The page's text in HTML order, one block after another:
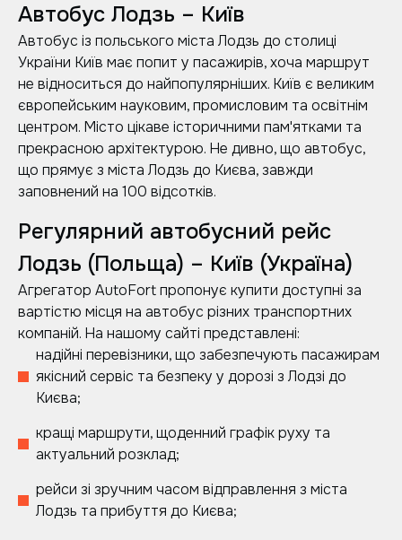
Автобус Лодзь – Київ
Автобус із польського міста Лодзь до столиці
України Київ має попит у пасажирів, хоча маршрут
не відноситься до найпопулярніших. Київ є великим
європейським науковим, промисловим та освітнім
центром. Місто цікаве історичними пам'ятками та
прекрасною архітектурою. Не дивно, що автобус,
що прямує з міста Лодзь до Києва, завжди
заповнений на 100 відсотків.
Регулярний автобусний рейс
Лодзь (Польща) – Київ (Україна)
Агрегатор AutoFort пропонує купити доступні за
вартістю місця на автобус різних транспортних
компаній. На нашому сайті представлені:
надійні перевізники, що забезпечують пасажирам
якісний сервіс та безпеку у дорозі з Лодзі до
Києва;
кращі маршрути, щоденний графік руху та
актуальний розклад;
рейси зі зручним часом відправлення з міста
Лодзь та прибуття до Києва;